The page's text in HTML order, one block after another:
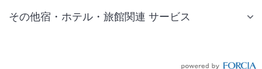
その他宿・ホテル・旅館関連 サービス